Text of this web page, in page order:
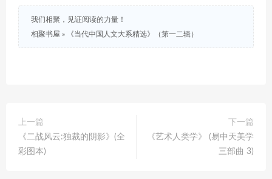
我们相聚，见证阅读的力量！
相聚书屋 » 《当代中国人文大系精选》（第一二辑）
上一篇
《二战风云:独裁的阴影》(全
彩图本)
下一篇
《艺术人类学》 (易中天美学
三部曲 3)